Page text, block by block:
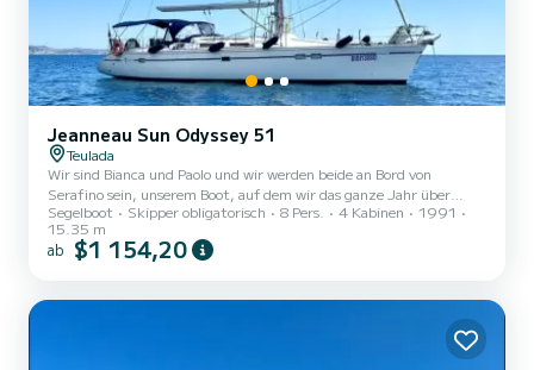
Jeanneau Sun Odyssey 51
Teulada
Wir sind Bianca und Paolo und wir werden beide an Bord von
Serafino sein, unserem Boot, auf dem wir das ganze Jahr über
leben. Wir kümmern uns um den Einkauf und die Zubereitung der
Mahlzeiten an Bord. Serafino ist komfortabel und sicher, konzipiert
sowohl für Kreuzfahrten als auch für lange Seereisen. Es verfügt
Segelboot Skipper obligatorisch 8 Pers. 4 Kabinen
1991
15.35 m
ab $1 154,20